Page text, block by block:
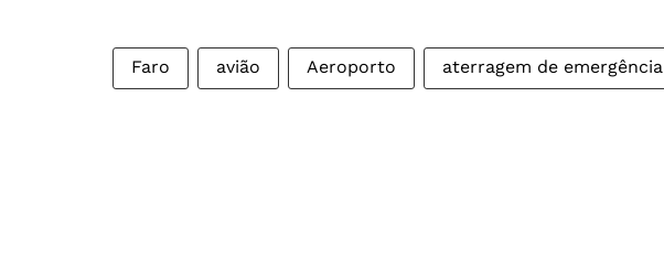
Faro avião Aeroporto aterragem de emergência